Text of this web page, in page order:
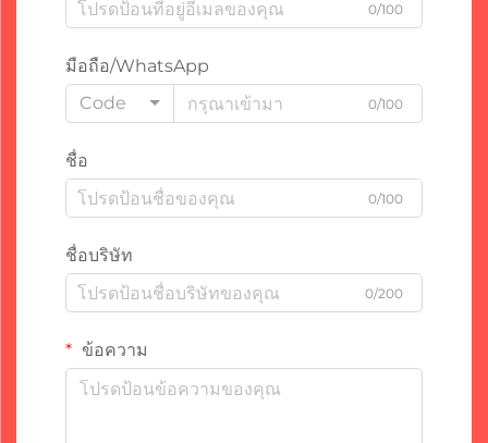
0/100
มือถือ/WhatsApp
Code
0/100
ชื่อ
0/100
ชื่อบริษัท
0/200
ข้อความ